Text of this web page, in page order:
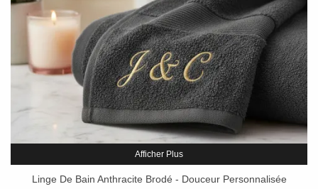
Afficher Plus
Linge De Bain Anthracite Brodé - Douceur Personnalisée